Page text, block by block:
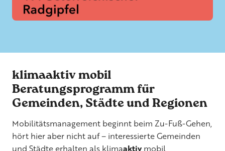
klimaaktiv mobil
Beratungsprogramm für
Gemeinden, Städte und Regionen
Mobilitätsmanagement beginnt beim Zu-Fuß-Gehen,
hört hier aber nicht auf – interessierte Gemeinden
und Städte erhalten als klimaaktivmobil